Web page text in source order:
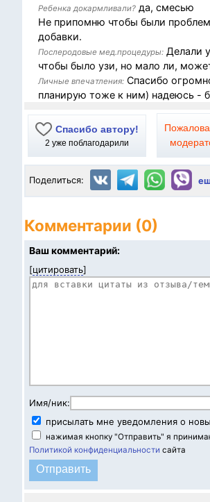
Ребенка докармливали? да, смесью
Не припомню чтобы были
добавки.
Послеродовые мед.процедуры: Делали
чтобы было узи, но мало ли,
Личные впечатления: Спасибо
планирую тоже к ним) надеюсь -
Спасибо автору!
2 уже поблагодарили
Поделиться:
Комментарии (0)
Ваш комментарий:
[цитировать]
Имя/ник:
присылать мне уведомления о
нажимая кнопку "Отправить" я
Политикой конфиденциальности сайта